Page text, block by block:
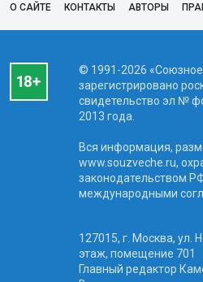
О САЙТЕ КОНТАКТЫ АВТОРЫ
© 1991-2026
зарегистрировано
свидетельство эл №
2013 года.
Вся информация,
www.souzveche.ru,
законодательством
международными
127015, г. Москва, ул.
этаж, помещение 701
Главный редактор